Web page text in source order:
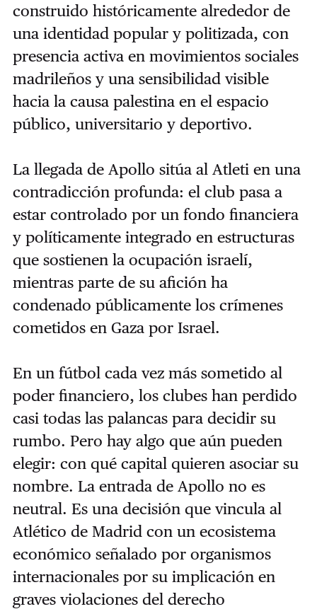
construido históricamente alrededor de
una identidad popular y politizada, con
presencia activa en movimientos sociales
madrileños y una sensibilidad visible
hacia la causa palestina en el espacio
público, universitario y deportivo.
La llegada de Apollo sitúa al Atleti en una
contradicción profunda: el club pasa a
estar controlado por un fondo financiera
y políticamente integrado en estructuras
que sostienen la ocupación israelí,
mientras parte de su afición ha
condenado públicamente los crímenes
cometidos en Gaza por Israel.
En un fútbol cada vez más sometido al
poder financiero, los clubes han perdido
casi todas las palancas para decidir su
rumbo. Pero hay algo que aún pueden
elegir: con qué capital quieren asociar su
nombre. La entrada de Apollo no es
neutral. Es una decisión que vincula al
Atlético de Madrid con un ecosistema
económico señalado por organismos
internacionales por su implicación en
graves violaciones del derecho